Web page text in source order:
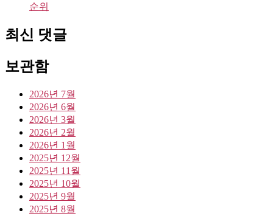
순위
최신 댓글
보관함
2026년 7월
2026년 6월
2026년 3월
2026년 2월
2026년 1월
2025년 12월
2025년 11월
2025년 10월
2025년 9월
2025년 8월